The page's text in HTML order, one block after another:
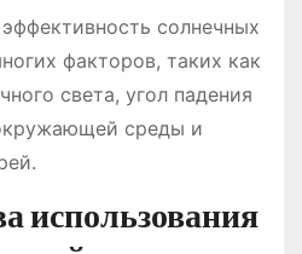
солнечных
факторов, таких как
света, угол падения
среды и
использования